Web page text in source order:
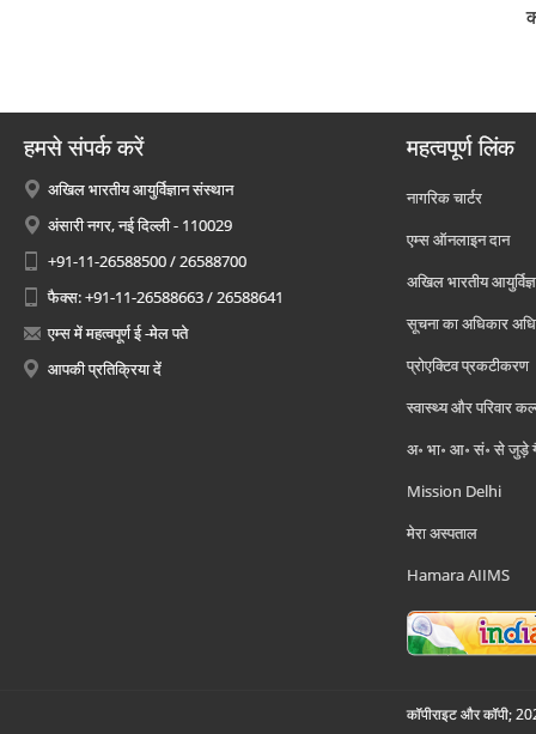
हमसे संपर्क करें
अखिल भारतीय आयुर्विज्ञान संस्थान
अंसारी नगर, नई दिल्ली - 110029
+91-11-26588500 / 26588700
फैक्स: +91-11-26588663 / 26588641
एम्स में महत्वपूर्ण ई -मेल पते
आपकी प्रतिक्रिया दें
महत्वपूर्ण लिंक
नागरिक चार्टर
एम्स ऑनलाइन दान
अखिल भारतीय
सूचना का अधिकार
प्रोएक्टिव प्रकटीकरण
स्वास्थ्य और परिवार
अ॰ भा॰ आ॰ सं॰ से जुड़े
Mission Delhi
मेरा अस्पताल
Hamara AIIMS
कॉपीराइट और कॉपी;